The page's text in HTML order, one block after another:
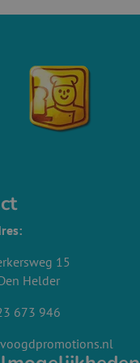
15
Helder
673 946